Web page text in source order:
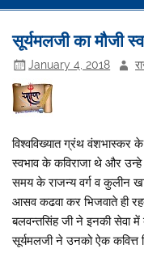
सूर्यमलजी का मौजी
January 4, 2018
विश्वविख्यात ग्रंथ वंशभास्कर
स्वभाव के कविराजा थे और उन्हे
समय के राजन्य वर्ग व कुलीन
आसव कढवा कर भिजवाते ही
बलवन्तसिंह जी ने इनकी सेवा
सूर्यमलजी ने उनको ऐक